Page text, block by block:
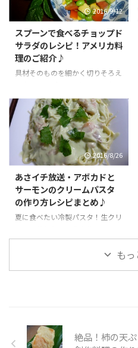
2016/9/12
スプーンで食べるチョップド
サラダのレシピ！アメリカ料
理のご紹介♪
具材そのものを細かく切りそろえ
さまざまな食感や味が楽しめる新
感覚のサラダ！旦那もひと口食べ
て旨い！と絶賛！
2016/8/26
あさイチ放送・アボカドと
サーモンのクリームパスタ
の作り方レシピまとめ♪
夏に食べたい冷製パスタ！生クリ
ーでとろ～と美味しい！スモーク
サーモンとの相性もバッチリ♪
も
絶品！柿の天